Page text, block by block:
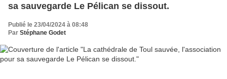
sa sauvegarde Le Pélican se dissout.
Publié le 23/04/2024 à 08:48
Par Stéphane Godet